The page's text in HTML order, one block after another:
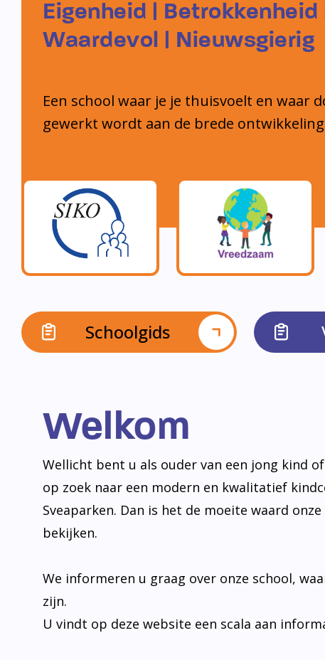
Eigenheid | Betrokkenheid
Waardevol | Nieuwsgierig
Een school waar je je thuisvoelt en waar
gewerkt wordt aan de brede
Schoolgids
Welkom
Wellicht bent u als ouder van een jong kind
op zoek naar een modern en kwalitatief
Sveaparken. Dan is het de moeite waard
bekijken.
We informeren u graag over onze school,
zijn.
U vindt op deze website een scala aan